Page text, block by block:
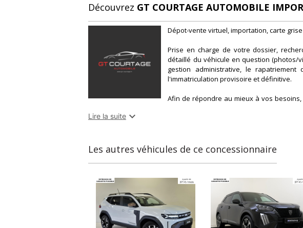
Découvrez GT COURTAGE AUTOMOBILE
Dépot-vente virtuel, importation, carte
Prise en charge de votre dossier,
détaillé du véhicule en question (photos/
gestion administrative, le
l'immatriculation provisoire et définitive.
Afin de répondre au mieux à vos
millie
Lire la suite 
Les autres véhicules de ce concessionnaire